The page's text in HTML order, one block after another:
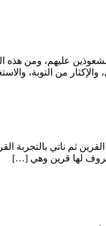
عليهم، ومن هذه
من التوبة،
ثم ناتي بالتجربة
لها قرين وهي […]